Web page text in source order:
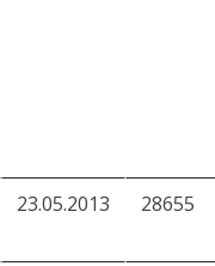
23.05.2013 28655